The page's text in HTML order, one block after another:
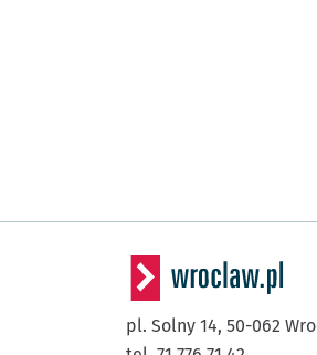
pl. Solny 14, 50-062